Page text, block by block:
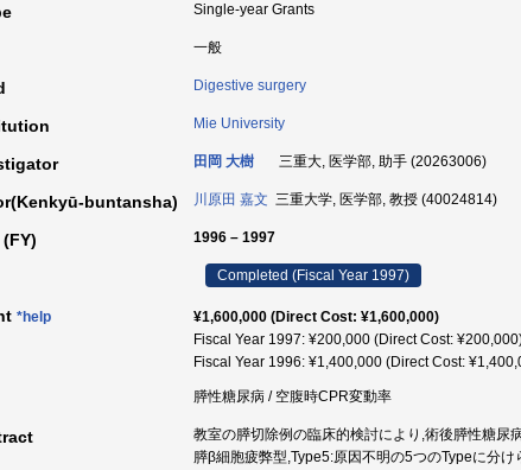
Single-year Grants
一般
Digestive surgery
Mie University
田岡 大樹 三重大, 医学部, 助手 (20263006)
buntansha) 川原田 嘉文 三重大学, 医学部, 教授 (40024814)
1996 – 1997
Completed (Fiscal Year 1997)
*help
¥1,600,000 (Direct Cost: ¥1,600,000)
Fiscal Year 1997: ¥200,000 (Direct Cost:
Fiscal Year 1996: ¥1,400,000 (Direct Cost:
膵性糖尿病 / 空腹時CPR変動率
教室の膵切除例の臨床的検討により,術後膵性糖尿
膵β細胞疲弊型,Type5:原因不明の5つのTypeに分